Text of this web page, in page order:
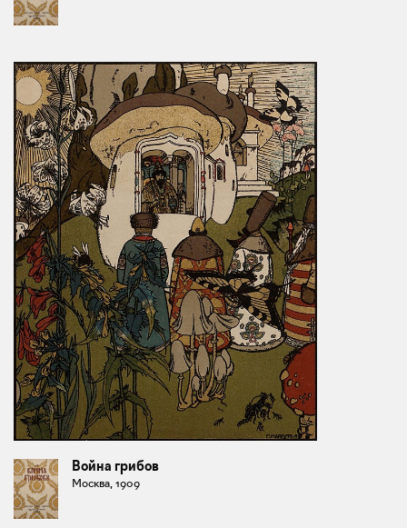
Война грибов
Москва, 1909